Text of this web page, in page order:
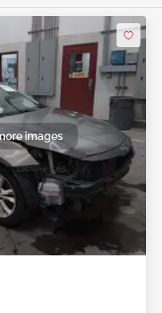
images